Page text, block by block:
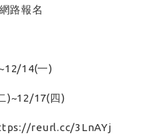
路報名
14(一)
)~12/17(四)
reurl.cc/3LnAYj